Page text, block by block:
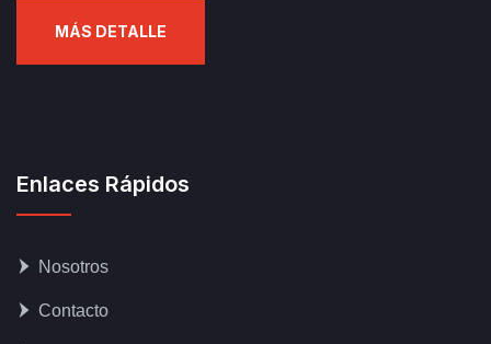
MÁS DETALLE
Enlaces Rápidos
Nosotros
Contacto